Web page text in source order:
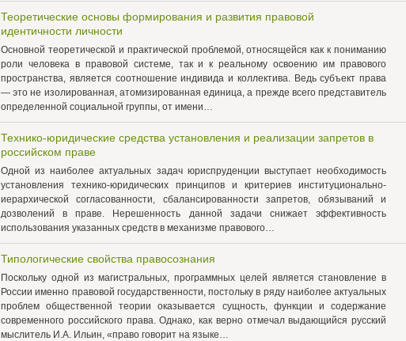
Теоретические основы формирования и развития правовой
идентичности личности
Основной теоретической и практической проблемой, относящейся как к пониманию
роли человека в правовой системе, так и к реальному освоению им правового
пространства, является соотношение индивида и коллектива. Ведь субъект права
— это не изолированная, атомизированная единица, а прежде всего представитель
определенной социальной группы, от имени…
Технико-юридические средства установления и реализации запретов в
российском праве
Одной из наиболее актуальных задач юриспруденции выступает необходимость
установления технико-юридических принципов и критериев институционально-
иерархической согласованности, сбалансированности запретов, обязываний и
дозволений в праве. Нерешенность данной задачи снижает эффективность
использования указанных средств в механизме правового…
Типологические свойства правосознания
Поскольку одной из магистральных, программных целей является становление в
России именно правовой государственности, постольку в ряду наиболее актуальных
проблем общественной теории оказывается сущность, функции и содержание
современного российского права. Однако, как верно отмечал выдающийся русский
мыслитель И.А. Ильин, «право говорит на языке…